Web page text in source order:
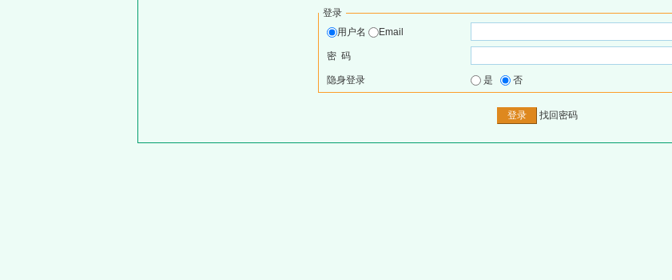
登录
用户名
Email
密 码
隐身登录 是 否
找回密码